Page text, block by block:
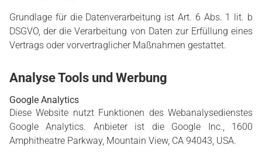
Grundlage für die Datenverarbeitung ist Art. 6 Abs. 1 lit. b
DSGVO, der die Verarbeitung von Daten zur Erfüllung eines
Vertrags oder vorvertraglicher Maßnahmen gestattet.
Analyse Tools und Werbung
Google Analytics
Diese Website nutzt Funktionen des Webanalysedienstes
Google Analytics. Anbieter ist die Google Inc., 1600
Amphitheatre Parkway, Mountain View, CA 94043, USA.